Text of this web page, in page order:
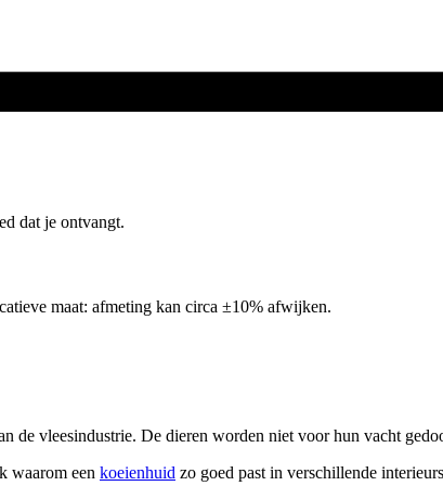
dat je ontvangt.
maat: afmeting kan circa ±10% afwijken.
de vleesindustrie. De dieren worden niet voor hun vacht
waarom een koeienhuid zo goed past in verschillende